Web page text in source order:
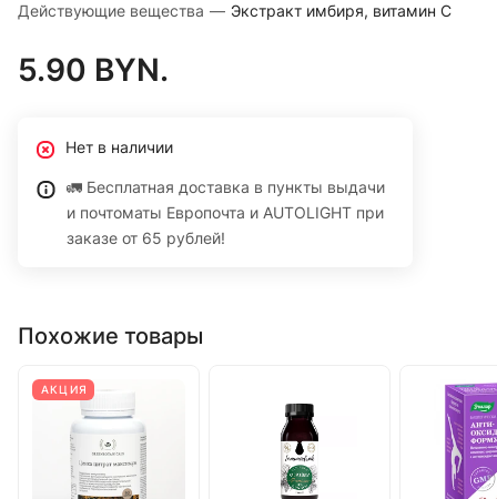
Действующие вещества — Экстракт имбиря, витамин С
5.90 BYN.
Нет в наличии
🚛 Бесплатная доставка в пункты выдачи
и почтоматы Европочта и AUTOLIGHT при
заказе от 65 рублей!
Похожие товары
АКЦИЯ